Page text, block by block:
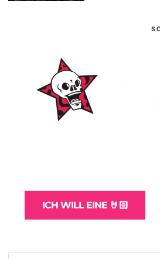
ICH WILL EINE 🤘🏻